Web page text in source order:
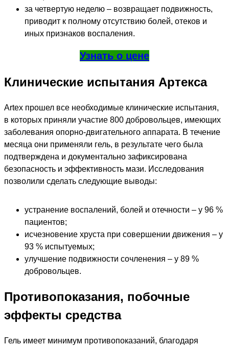
за четвертую неделю – возвращает подвижность,
приводит к полному отсутствию болей, отеков и
иных признаков воспаления.
Узнать о цене
Клинические испытания Артекса
Artex прошел все необходимые клинические испытания,
в которых приняли участие 800 добровольцев, имеющих
заболевания опорно-двигательного аппарата. В течение
месяца они применяли гель, в результате чего была
подтверждена и документально зафиксирована
безопасность и эффективность мази. Исследования
позволили сделать следующие выводы:
устранение воспалений, болей и отечности – у 96 %
пациентов;
исчезновение хруста при совершении движения – у
93 % испытуемых;
улучшение подвижности сочленения – у 89 %
добровольцев.
Противопоказания, побочные
эффекты средства
Гель имеет минимум противопоказаний, благодаря